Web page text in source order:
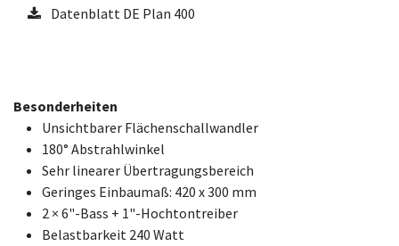
Datenblatt DE Plan 400
Besonderheiten
Unsichtbarer Flächenschallwandler
180° Abstrahlwinkel
Sehr linearer Übertragungsbereich
Geringes Einbaumaß: 420 x 300 mm
2 × 6"-Bass + 1"-Hochtontreiber
Belastbarkeit 240 Watt